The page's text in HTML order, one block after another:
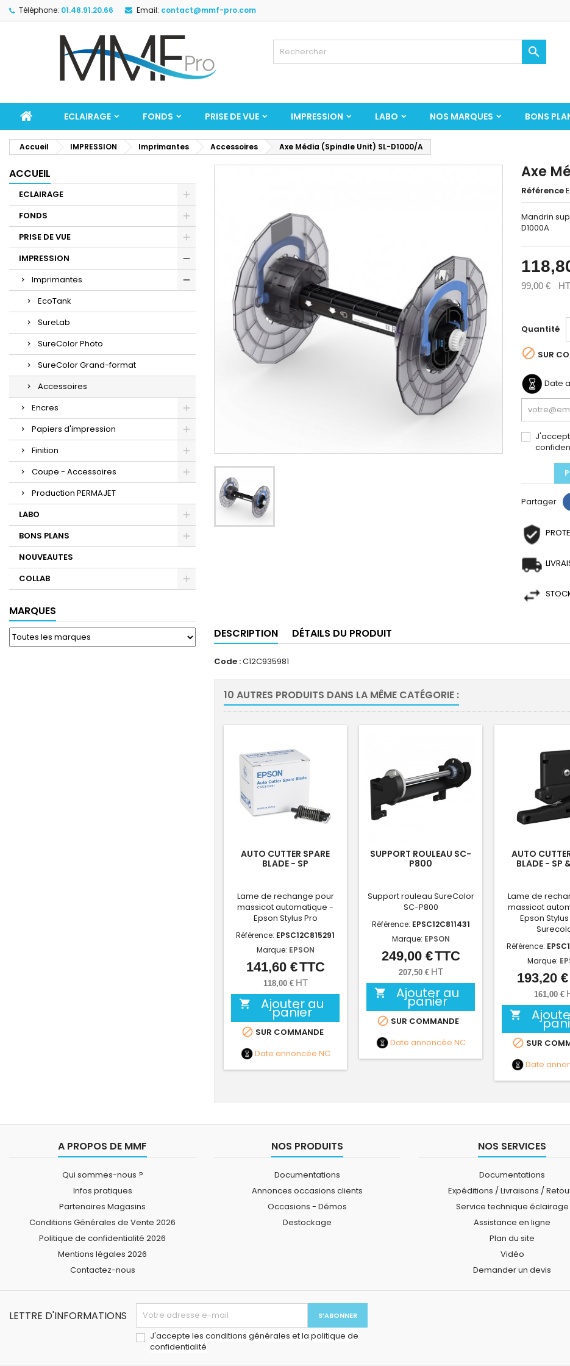
Téléphone: 01.48.91.20.66 Email: contact@mmf-pro.com

ECLAIRAGE FONDS PRISE DE VUE IMPRESSION LABO NOS MARQUES BONS
Accueil IMPRESSION Imprimantes Accessoires Axe Média (Spindle Unit) SL-D1000/A
ACCUEIL
ECLAIRAGE
FONDS
PRISE DE VUE
IMPRESSION
Imprimantes
EcoTank
SureLab
SureColor Photo
SureColor Grand-format
Accessoires
Encres
Papiers d'impression
Finition
Coupe - Accessoires
Production PERMAJET
LABO
BONS PLANS
NOUVEAUTES
COLLAB
MARQUES
Axe
Référence
Mandrin
D1000A
99,00 € HT
Quantité
 SUR
Date
Partager
DESCRIPTION DÉTAILS DU PRODUIT
Code :C12C935981
10 AUTRES PRODUITS DANS LA MÊME CATÉGORIE :
AUTO CUTTER SPARE
BLADE - SP
Lame de rechange pour
massicot automatique -
Epson Stylus Pro
Référence: EPSC12C815291
Marque: EPSON
Prix
141,60 €TTC
118,00 € HT
 Ajouter au
panier
 SUR COMMANDE
Date annoncée NC
SUPPORT ROULEAU SC-
P800
Support rouleau SureColor
SC-P800
Référence: EPSC12C811431
Marque: EPSON
Prix
249,00 €TTC
207,50 € HT
 Ajouter au
panier
 SUR COMMANDE
Date annoncée NC
AUTO
BLADE - SP
Lame de
massicot
Epson
Référence:
Marque:
Prix
193,20 €
161,00 €

 SUR
Date
A PROPOS DE MMF
Qui sommes-nous ?
Infos pratiques
Partenaires Magasins
Conditions Générales de Vente 2026
Politique de confidentialité 2026
Mentions légales 2026
Contactez-nous
NOS PRODUITS
Documentations
Annonces occasions clients
Occasions - Démos
Destockage
NOS SERVICES
Documentations
Expéditions / Livraisons /
Service technique éclairage
Assistance en ligne
Plan du site
Vidéo
Demander un devis
LETTRE D'INFORMATIONS
J'accepte les conditions générales et la politique de
confidentialité